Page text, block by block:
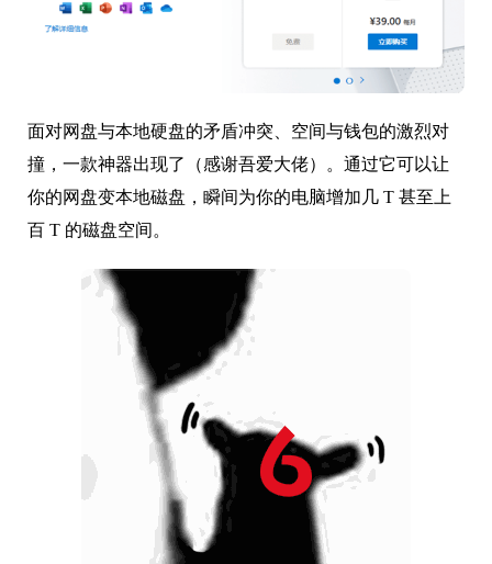
面对网盘与本地硬盘的矛盾冲突、空间与钱包的激烈对
撞，一款神器出现了（感谢吾爱大佬）。通过它可以让
你的网盘变本地磁盘，瞬间为你的电脑增加几 T 甚至上
百 T 的磁盘空间。